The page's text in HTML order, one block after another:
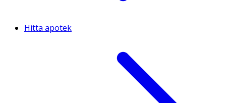
Hitta apotek